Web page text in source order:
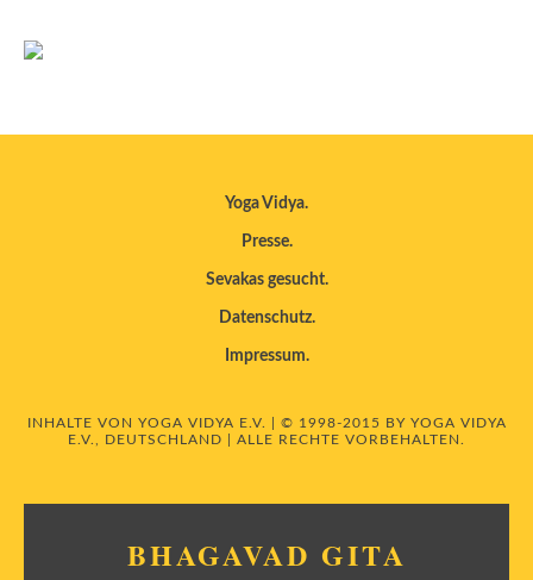
Yoga Vidya
Presse
Sevakas gesucht
Datenschutz
Impressum
INHALTE VON YOGA VIDYA E.V. | © 1998-2015 BY YOGA VIDYA
E.V., DEUTSCHLAND | ALLE RECHTE VORBEHALTEN.
BHAGAVAD GITA